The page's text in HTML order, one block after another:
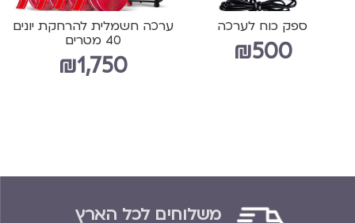
ספק כוח לערכה
₪500
ערכה חשמלית להרחקת יונים
40 מטרים
₪1,750
משלוחים לכל הארץ